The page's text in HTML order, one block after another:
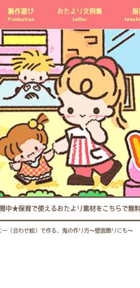
製作遊び
Production
おたより文例集
Letter
指
中★保育で使えるおたより素材をこちらで無
ー（合わせ絵）で作る、鬼の作り方〜壁面飾りにも〜